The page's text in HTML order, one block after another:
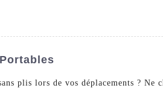
plis lors de vos déplacements ?